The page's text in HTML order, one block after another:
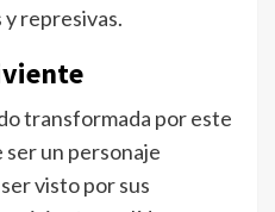
represivas.
transformada por este
un personaje
visto por sus